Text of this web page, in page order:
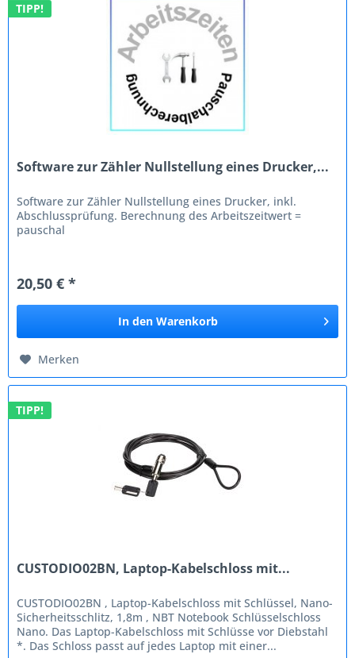
TIPP!
Software zur Zähler Nullstellung eines Drucker,...
Software zur Zähler Nullstellung eines Drucker, inkl.
Abschlussprüfung. Berechnung des Arbeitszeitwert =
pauschal
20,50 € *
In den Warenkorb
Merken
TIPP!
CUSTODIO02BN, Laptop-Kabelschloss mit...
CUSTODIO02BN , Laptop-Kabelschloss mit Schlüssel, Nano-
Sicherheitsschlitz, 1,8m , NBT Notebook Schlüsselschloss
Nano. Das Laptop-Kabelschloss mit Schlüsse vor Diebstahl
*. Das Schloss passt auf jedes Laptop mit einer...